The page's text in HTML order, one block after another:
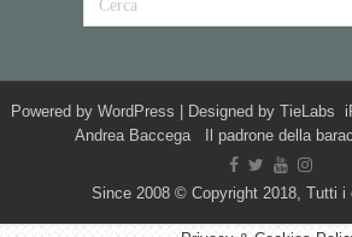
Powered by WordPress | Designed by TieLabs
Andrea Baccega Il padrone della
Since 2008 © Copyright 2018, Tutti i